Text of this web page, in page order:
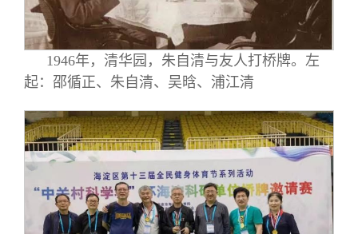
1946年，清华园，朱自清与友人打桥牌。左
起：邵循正、朱自清、吴晗、浦江清